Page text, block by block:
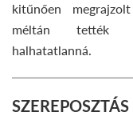
kitűnően
méltán tették
halhatatlanná.
SZEREPOSZTÁS